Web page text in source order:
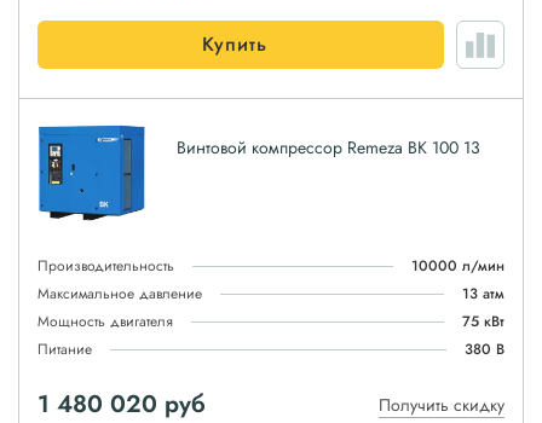
Купить
Винтовой компрессор Remeza ВК 100 13
Производительность
10000 л/мин
Максимальное давление
13 атм
Мощность двигателя
75 кВт
Питание
380 В
1 480 020 руб Получить скидку